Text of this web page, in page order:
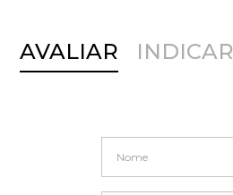
AVALIAR INDICAR